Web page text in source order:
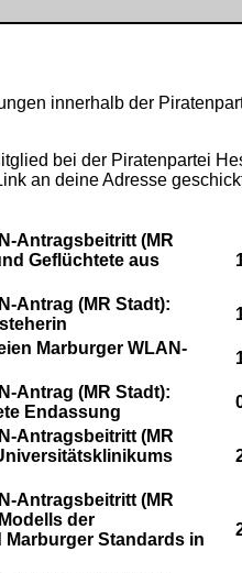
innerhalb der
bei der Piratenpartei
an deine Adresse
Antragsbeitritt (MR
Geflüchtete aus
Antrag (MR Stadt):
Marburger WLAN-
Antrag (MR Stadt):
Endassung
Antragsbeitritt (MR
Antragsbeitritt (MR
der
Standards in